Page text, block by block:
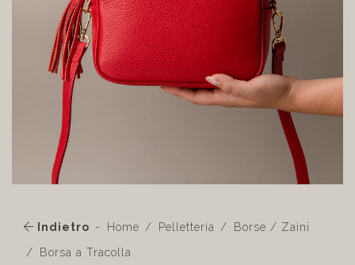
Indietro Home Pelletteria
Borse / Zaini
Borsa a Tracolla